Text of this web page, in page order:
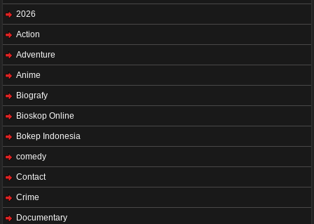
2026
Action
Adventure
Anime
Biografy
Bioskop Online
Bokep Indonesia
comedy
Contact
Crime
Documentary